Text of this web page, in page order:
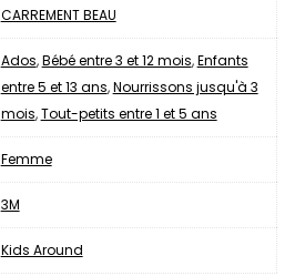
CARREMENT BEAU
Ados,Bébé entre 3 et 12 mois,Enfants
entre 5 et 13 ans,Nourrissons jusqu'à 3
mois,Tout-petits entre 1 et 5 ans
Femme
3M
Kids Around